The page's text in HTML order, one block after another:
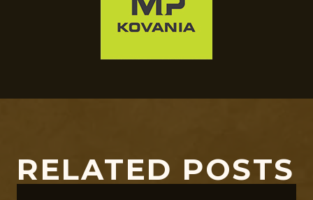
RELATED POSTS